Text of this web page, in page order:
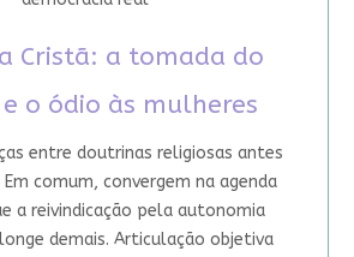
Cristã: a tomada do
o ódio às mulheres
entre doutrinas religiosas antes
Em comum, convergem na agenda
a reivindicação pela autonomia
demais. Articulação objetiva